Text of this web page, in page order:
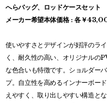
へらバッグ、ロッドケースセット
メーカー希望本体価格 : 各￥
使いやすさとデザインが好評のラ
く、耐久性の高い、オリジナルの
な色合いも特徴です。ショルダー
プ。自立性を高めるインナーボー
えやすく、取り出しやすい構造と